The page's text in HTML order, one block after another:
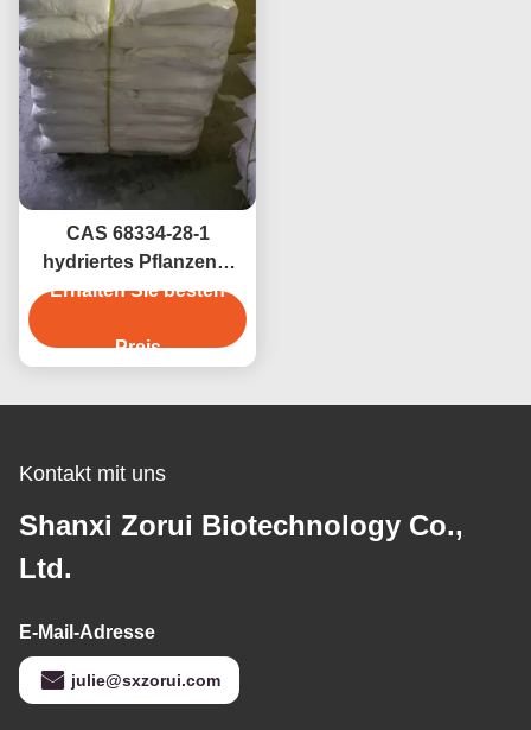
CAS 68334-28-1
hydriertes Pflanzenöl
(HVO) in
Backwaren und
Erhalten Sie besten
Preis
Kontakt mit uns
Shanxi Zorui Biotechnology Co.,
Ltd.
E-Mail-Adresse
julie@sxzorui.com